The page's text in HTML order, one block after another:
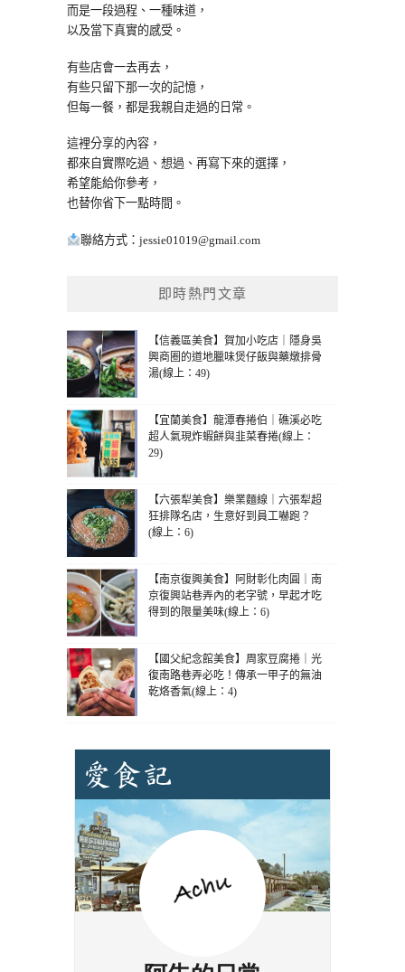
而是一段過程、一種味道，
以及當下真實的感受。
有些店會一去再去，
有些只留下那一次的記憶，
但每一餐，都是我親自走過的日常。
這裡分享的內容，
都來自實際吃過、想過、再寫下來的選擇，
希望能給你參考，
也替你省下一點時間。
聯絡方式： jessie01019@gmail.com
即時熱門文章
【信義區美食】賀加小吃店｜隱身吳
興商圈的道地臘味煲仔飯與藥燉排骨
湯(線上：49)
【宜蘭美食】龍潭春捲伯｜礁溪必吃
超人氣現炸蝦餅與韭菜春捲(線上：
29)
【六張犁美食】樂業麵線｜六張犁超
狂排隊名店，生意好到員工嚇跑？
(線上：6)
【南京復興美食】阿財彰化肉圓｜南
京復興站巷弄內的老字號，早起才吃
得到的限量美味(線上：6)
【國父紀念館美食】周家豆腐捲｜光
復南路巷弄必吃！傳承一甲子的無油
乾烙香氣(線上：4)